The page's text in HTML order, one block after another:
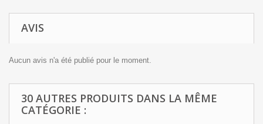
AVIS
Aucun avis n'a été publié pour le moment.
30 AUTRES PRODUITS DANS LA MÊME
CATÉGORIE :